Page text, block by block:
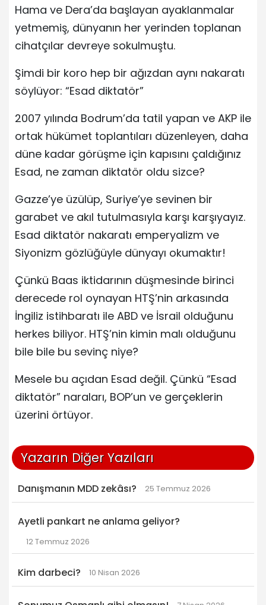
Hama ve Dera’da başlayan ayaklanmalar
yetmemiş, dünyanın her yerinden toplanan
cihatçılar devreye sokulmuştu.
Şimdi bir koro hep bir ağızdan aynı nakaratı
söylüyor: “Esad diktatör”
2007 yılında Bodrum’da tatil yapan ve AKP ile
ortak hükümet toplantıları düzenleyen, daha
düne kadar görüşme için kapısını çaldığınız
Esad, ne zaman diktatör oldu sizce?
Gazze’ye üzülüp, Suriye’ye sevinen bir
garabet ve akıl tutulmasıyla karşı karşıyayız.
Esad diktatör nakaratı emperyalizm ve
Siyonizm gözlüğüyle dünyayı okumaktır!
Çünkü Baas iktidarının düşmesinde birinci
derecede rol oynayan HTŞ’nin arkasında
İngiliz istihbaratı ile ABD ve İsrail olduğunu
herkes biliyor. HTŞ’nin kimin malı olduğunu
bile bile bu sevinç niye?
Mesele bu açıdan Esad değil. Çünkü “Esad
diktatör” naraları, BOP’un ve gerçeklerin
üzerini örtüyor.
Yazarın Diğer Yazıları
Danışmanın MDD zekâsı? 25 Temmuz 2026
Ayetli pankart ne anlama geliyor?
12 Temmuz 2026
Kim darbeci? 10 Nisan 2026